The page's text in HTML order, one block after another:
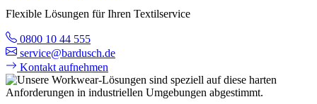
Flexible Lösungen für Ihren Textilservice
0800 10 44 555
service@bardusch.de
Kontakt aufnehmen